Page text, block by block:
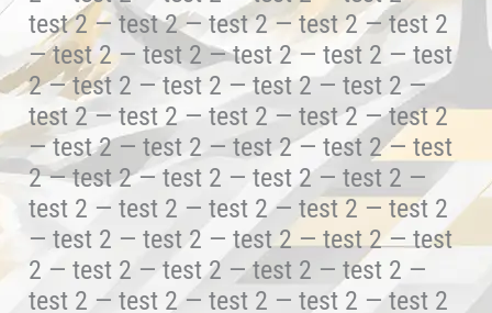
test 2 — test 2 — test 2 — test 2 — test 2
— test 2 — test 2 — test 2 — test 2 — test
2 — test 2 — test 2 — test 2 — test 2 —
test 2 — test 2 — test 2 — test 2 — test 2
— test 2 — test 2 — test 2 — test 2 — test
2 — test 2 — test 2 — test 2 — test 2 —
test 2 — test 2 — test 2 — test 2 — test 2
— test 2 — test 2 — test 2 — test 2 — test
2 — test 2 — test 2 — test 2 — test 2 —
test 2 — test 2 — test 2 — test 2 — test 2